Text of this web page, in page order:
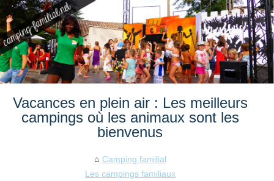
Vacances en plein air : Les meilleurs
campings où les animaux sont les
bienvenus
Camping familial
Les campings familiaux